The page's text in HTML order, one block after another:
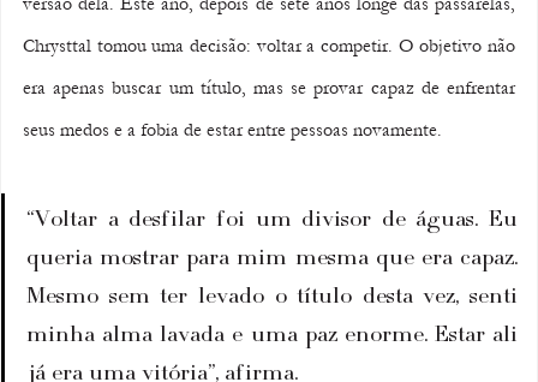
Chrysttal tomou uma decisão: voltar a competir. O objetivo não
era apenas buscar um título, mas se provar capaz de enfrentar
seus medos e a fobia de estar entre pessoas novamente.
“Voltar a desfilar foi um divisor de águas. Eu
queria mostrar para mim mesma que era capaz.
Mesmo sem ter levado o título desta vez, senti
minha alma lavada e uma paz enorme. Estar ali
já era uma vitória”, afirma.